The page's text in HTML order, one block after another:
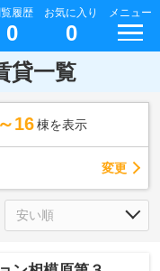
履歴
0
お気に入り
0
メニュー
貸一覧
16 棟を表示
変更